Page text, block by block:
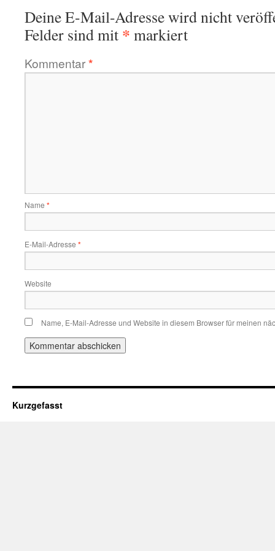
Deine E-Mail-Adresse wird nicht
Felder sind mit * markiert
Kommentar*
Name *
E-Mail-Adresse *
Website
Name, E-Mail-Adresse und Website in diesem Browser für meinen
Kurzgefasst